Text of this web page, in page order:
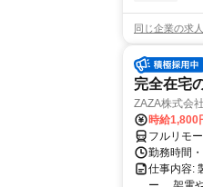
同じ企業の求人
完全在宅
ZAZA株式会社
時給1,800
フルリモー
勤務時間
仕事内容: